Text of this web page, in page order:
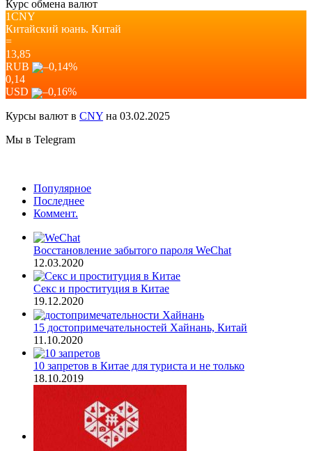
Курс обмена валют
1CNY
Китайский юань. Китай
=
13,85
RUB
–0,14%
0,14
USD
–0,16%
Курсы валют в CNY на 03.02.2025
Мы в Telegram
Популярное
Последнее
Коммент.
Восстановление забытого пароля WeChat
12.03.2020
Секс и проституция в Китае
19.12.2020
15 достопримечательностей Хайнань, Китай
11.10.2020
10 запретов в Китае для туриста и не только
18.10.2019